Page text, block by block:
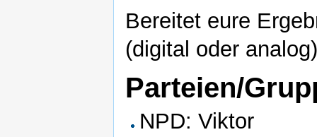
Bereitet eure
(digital oder analog)
Parteien/
NPD: Viktor